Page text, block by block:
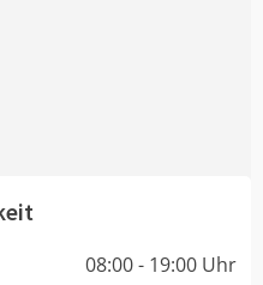
08:00 - 19:00 Uhr